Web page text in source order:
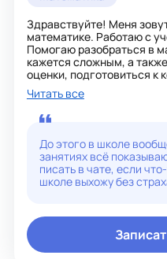
Здравствуйте! Меня
математике. Работаю с
Помогаю разобраться в
кажется сложным, а
оценки, подготовиться к
готовлю к ОГЭ/ЕГЭ. На
простым и понятным
шагом и обязательно
В работе использую
сначала разбираем
откуда берутся формулы
тренируемся на
показать, что
правил, а система, в
решений. На уроках
а учатся рассуждать,
и не бояться сложных
Занятия проходят в
Читать все
До этого в школе
занятиях всё
писать в чате, если
школе выхожу без